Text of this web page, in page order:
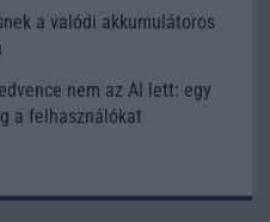
a valódi akkumulátoros
nem az AI lett: egy
a felhasználókat